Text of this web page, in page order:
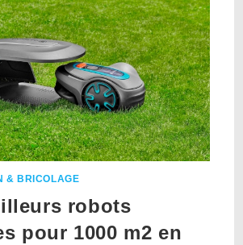
& BRICOLAGE
robots
pour 1000 m2 en